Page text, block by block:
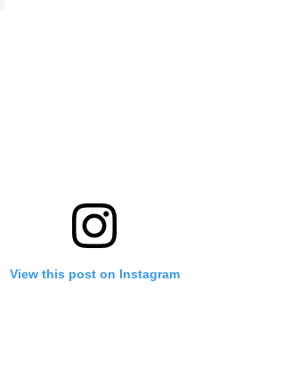
View this post on Instagram